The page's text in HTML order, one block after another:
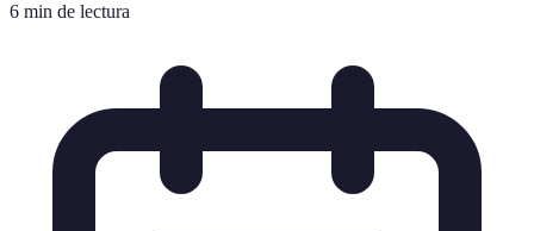
6 min de lectura